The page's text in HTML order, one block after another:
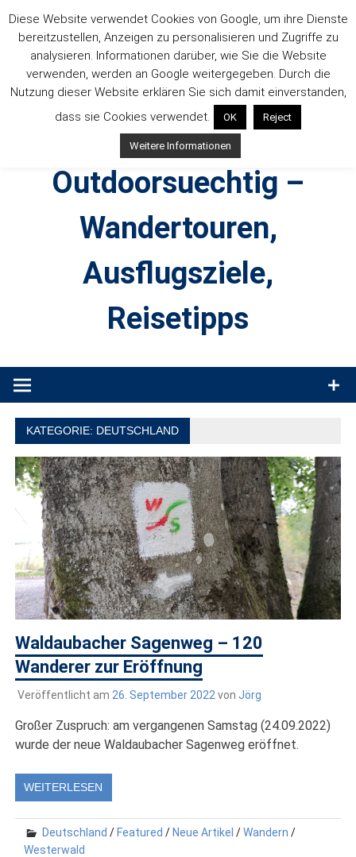
Inhalt
springen
Outdoorsuechtig –
Wandertouren,
Ausflugsziele,
Reisetipps
Produkttests und Buchrezensionen. Ein Blog für alle, die gern
KATEGORIE: DEUTSCHLAND
Waldaubacher Sagenweg – 120
Wanderer zur Eröffnung
Veröffentlicht am 26. September 2022 von Jörg
Großer Zuspruch: am vergangenen Samstag (24.09.2022)
wurde der neue Waldaubacher Sagenweg eröffnet.
WEITERLESEN
Deutschland /Featured /Neue Artikel /Wandern /
Westerwald
Diese Website verwendet Cookies von Google, um ihre Dienste
bereitzustellen, Anzeigen zu personalisieren und Zugriffe zu
analysieren. Informationen darüber, wie Sie die Website
verwenden, werden an Google weitergegeben. Durch die
Nutzung dieser Website erklären Sie sich damit einverstanden,
dass sie Cookies verwendet.
OK Reject
Weitere Informationen